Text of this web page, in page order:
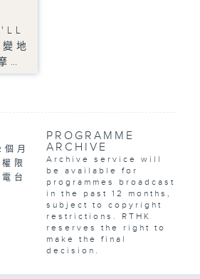
地
…
月
限
台
PROGRAMME
ARCHIVE
Archive service will
be available for
programmes broadcast
in the past 12 months,
subject to copyright
restrictions. RTHK
reserves the right to
make the final
decision.